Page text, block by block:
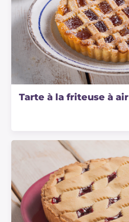
Tarte à la friteuse à air